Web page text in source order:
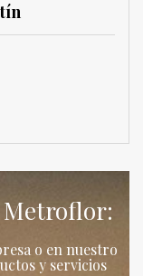
Metroflor:
o en nuestro
y servicios